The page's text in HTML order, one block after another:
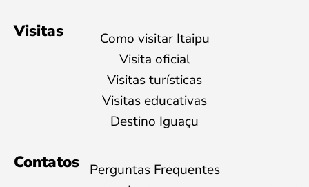
Visitas
Como visitar Itaipu
Visita oficial
Visitas turísticas
Visitas educativas
Destino Iguaçu
Contatos
Perguntas Frequentes